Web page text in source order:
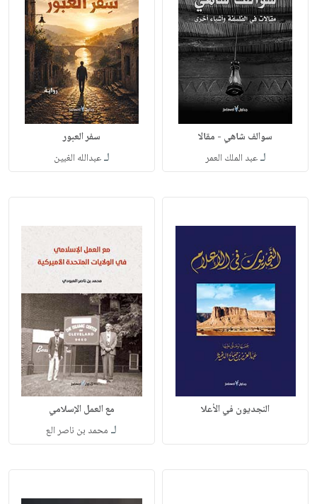
سوالف شاهي - مقالا
لـعبد الملك العمر
سفر العبور
لـعبدالله الغبين
النجديون في الأعلا مع العمل الإسلامي
لـ محمد بن ناصر الع